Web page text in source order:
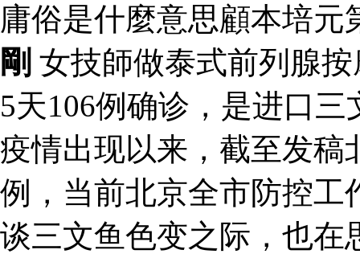
庸俗是什麼意思顧本培
剛 女技師做泰式前列腺
5天106例确诊，是进口
疫情出现以来，截至发稿
例，当前北京全市防控工
谈三文鱼色变之际，也